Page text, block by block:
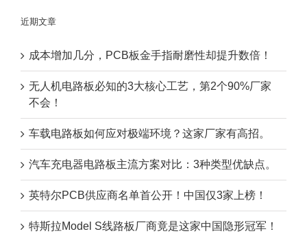
近期文章
成本增加几分，PCB板金手指耐磨性却提升数倍！
无人机电路板必知的3大核心工艺，第2个90%厂家
不会！
车载电路板如何应对极端环境？这家厂家有高招。
汽车充电器电路板主流方案对比：3种类型优缺点。
英特尔PCB供应商名单首公开！中国仅3家上榜！
特斯拉Model S线路板厂商竟是这家中国隐形冠军！